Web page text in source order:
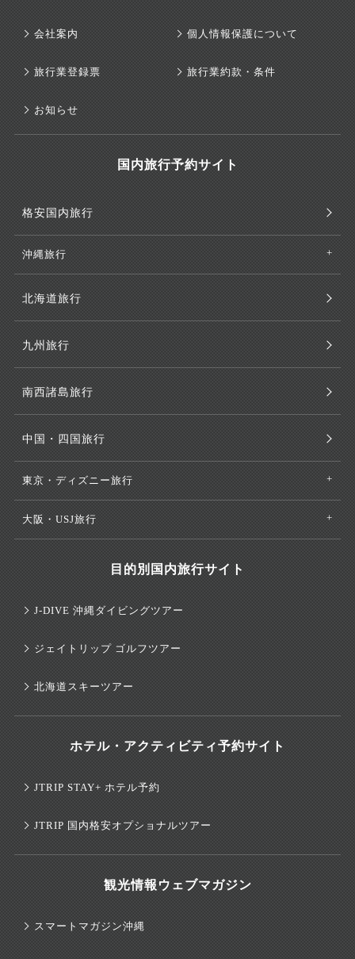
会社案内 個人情報保護について
旅行業登録票 旅行業約款・条件
お知らせ
国内旅行予約サイト
格安国内旅行
沖縄旅行
北海道旅行
九州旅行
南西諸島旅行
中国・四国旅行
東京・ディズニー旅行
大阪・USJ旅行
目的別国内旅行サイト
J-DIVE 沖縄ダイビングツアー
ジェイトリップ ゴルフツアー
北海道スキーツアー
ホテル・アクティビティ予約サイト
JTRIP STAY+ ホテル予約
JTRIP 国内格安オプショナルツアー
観光情報ウェブマガジン
スマートマガジン沖縄